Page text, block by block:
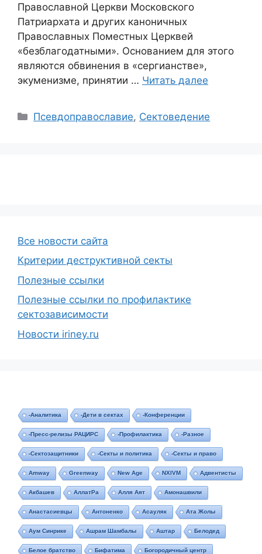
Православной Церкви Московского
Патриархата и других каноничных
Православных Поместных Церквей
«безблагодатными». Основанием для этого
являются обвинения в «сергианстве»,
экуменизме, принятии … Читать далее
Рубрики
Псевдоправославие, Сектоведение
Все новости сайта
Критерии деструктивной секты
Полезные ссылки
Полезные ссылки по профилактике
сектозависимости
Новости iriney.ru
-Аналитика -Дети в сектах -Конференции
-Пресс-релизы РАЦИРС -Профилактика -Разное
-Сектозащитники -Секты и политика -Секты и право
Amway Greenway New Age NXIVM Адвентисты
Акбашев АллатРа Алля Аят Амонашвили
Анастасиевцы Антоненко Асауляк Ата Жолы
Аум Синрике Ашрам Шамбалы Аштар Белодед
Белое братство Бифатима Богородичный центр